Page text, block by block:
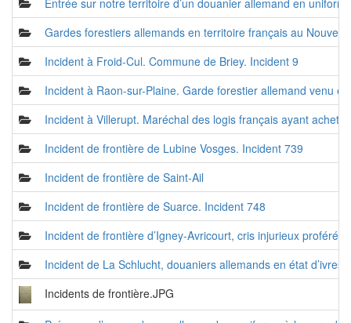
Entrée sur notre territoire d’un douanier allemand en
Gardes forestiers allemands en territoire français au
Incident à Froid-Cul. Commune de Briey. Incident 9
Incident à Raon-sur-Plaine. Garde forestier allemand venu
Incident à Villerupt. Maréchal des logis français ayant
Incident de frontière de Lubine Vosges. Incident 739
Incident de frontière de Saint-Ail
Incident de frontière de Suarce. Incident 748
Incident de frontière d’Igney-Avricourt, cris injurieux
Incident de La Schlucht, douaniers allemands en état
Incidents de frontière.JPG